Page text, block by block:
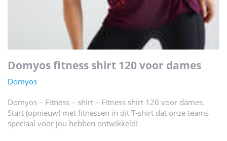
domyos fitness shirt 120 voor dames
Domyos
Domyos – Fitness – shirt – Fitness shirt 120 voor dames.
Start (opnieuw) met fitnessen in dit T-shirt dat onze teams
speciaal voor jou hebben ontwikkeld!